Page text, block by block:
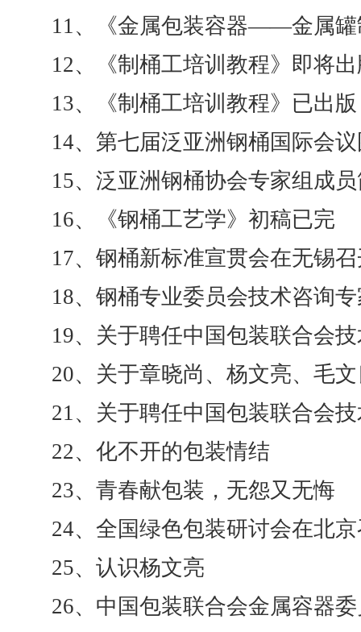
11、《金属包装容器——金属罐
12、《制桶工培训教程》即将
13、《制桶工培训教程》已出版
14、第七届泛亚洲钢桶国际会
15、泛亚洲钢桶协会专家组成
16、《钢桶工艺学》初稿已完
17、钢桶新标准宣贯会在无锡
18、钢桶专业委员会技术咨询
19、关于聘任中国包装联合会
20、关于章晓尚、杨文亮、毛
21、关于聘任中国包装联合会
22、化不开的包装情结
23、青春献包装，无怨又无悔
24、全国绿色包装研讨会在北
25、认识杨文亮
26、中国包装联合会金属容器